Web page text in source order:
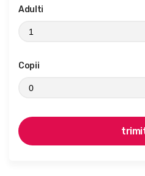
Adulti
Copii